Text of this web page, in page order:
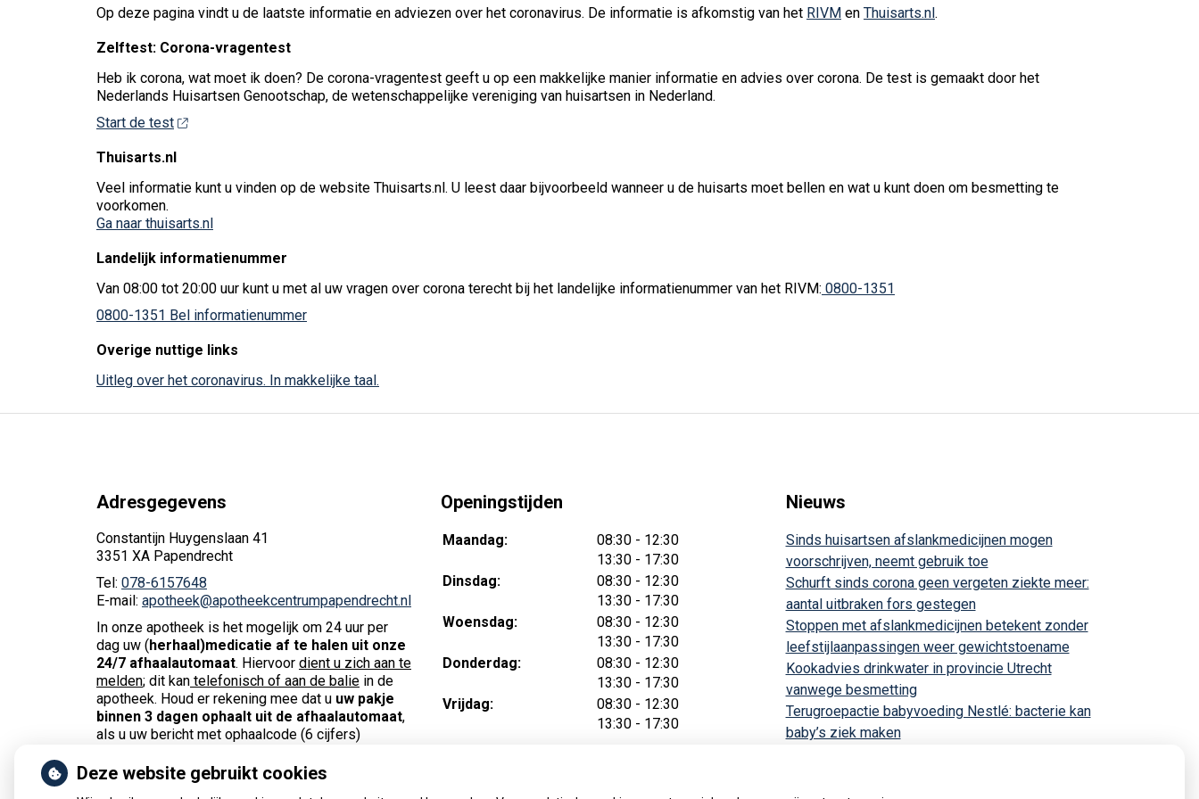
Op deze pagina vindt u de laatste informatie en adviezen over het coronavirus. De informatie is afkomstig van het RIVM en Thuisarts.nl.
Zelftest: Corona-vragentest
Heb ik corona, wat moet ik doen? De corona-vragentest geeft u op een makkelijke manier informatie en advies over corona. De test is gemaakt door het
Nederlands Huisartsen Genootschap, de wetenschappelijke vereniging van huisartsen in Nederland.
Start de test
Thuisarts.nl
Veel informatie kunt u vinden op de website Thuisarts.nl. U leest daar bijvoorbeeld wanneer u de huisarts moet bellen en wat u kunt doen om besmetting te
voorkomen.
Ga naar thuisarts.nl
Landelijk informatienummer
Van 08:00 tot 20:00 uur kunt u met al uw vragen over corona terecht bij het landelijke informatienummer van het RIVM: 0800-1351
0800-1351 Bel informatienummer
Overige nuttige links
Uitleg over het coronavirus. In makkelijke taal.
Adresgegevens
Constantijn Huygenslaan 41
3351 XA Papendrecht
Tel: 078-6157648
E-mail: apotheek@apotheekcentrumpapendrecht.nl
In onze apotheek is het mogelijk om 24 uur per
dag uw (herhaal)medicatie af te halen uit onze
24/7 afhaalautomaat. Hiervoor dient u zich aan te
melden; dit kan telefonisch of aan de balie in de
apotheek. Houd er rekening mee dat u uw pakje
binnen 3 dagen ophaalt uit de afhaalautomaat,
als u uw bericht met ophaalcode (6 cijfers)
breekbare producten kunnenwe helaas
de afhaalautomaat doen.
Openingstijden
Maandag: 08:30 tot
- 12:30
13:30 tot
- 17:30
Dinsdag:
08:30 tot
- 12:30
13:30 tot
- 17:30
Woensdag:
08:30 tot
- 12:30
13:30 tot
- 17:30
Donderdag:
08:30 tot
- 12:30
13:30 tot
- 17:30
Vrijdag:
08:30 tot
- 12:30
13:30 tot
- 17:30
Nieuws
Sinds huisartsen afslankmedicijnen mogen
voorschrijven, neemt gebruik toe
Schurft sinds corona geen vergeten ziekte meer:
aantal uitbraken fors gestegen
Stoppen met afslankmedicijnen betekent zonder
leefstijlaanpassingen weer gewichtstoename
Kookadvies drinkwater in provincie Utrecht
vanwege besmetting
Terugroepactie babyvoeding Nestlé: bacterie kan
baby’s ziek maken
Deze website gebruikt cookies